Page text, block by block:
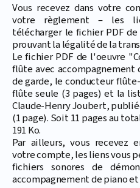
Vous recevez dans votre
votre règlement – les
télécharger le fichier PDF
prouvant la légalité de la
Le fichier PDF de l'oeuvre
flûte avec accompagnement
de garde, le conducteur
flûte seule (3 pages) et la
Claude-Henry Joubert,
(1 page). Soit 11 pages au
191 Ko.
Par ailleurs, vous recevez
votre compte, les liens vous
fichiers sonores de
accompagnement de piano